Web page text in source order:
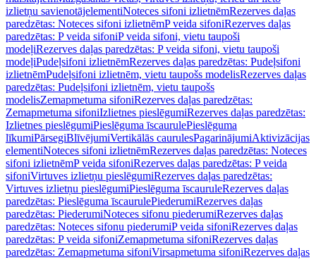
izlietņu savienotājelementiNoteces sifoni izlietnēmRezerves daļas
paredzētas: Noteces sifoni izlietnēmP veida sifoniRezerves daļas
paredzētas: P veida sifoniP veida sifoni, vietu taupoši
modeļiRezerves daļas paredzētas: P veida sifoni, vietu taupoši
modeļiPudeļsifoni izlietnēmRezerves daļas paredzētas: Pudeļsifoni
izlietnēmPudeļsifoni izlietnēm, vietu taupošs modelisRezerves daļas
paredzētas: Pudeļsifoni izlietnēm, vietu taupošs
modelisZemapmetuma sifoniRezerves daļas paredzētas:
Zemapmetuma sifoniIzlietnes pieslēgumiRezerves daļas paredzētas:
Izlietnes pieslēgumiPieslēguma īscaurulePieslēguma
līkumiPārsegiBlīvējumiVertikālās caurulesPagarinājumiAktivizācijas
elementiNoteces sifoni izlietnēmRezerves daļas paredzētas: Noteces
sifoni izlietnēmP veida sifoniRezerves daļas paredzētas: P veida
sifoniVirtuves izlietņu pieslēgumiRezerves daļas paredzētas:
Virtuves izlietņu pieslēgumiPieslēguma īscauruleRezerves daļas
paredzētas: Pieslēguma īscaurulePiederumiRezerves daļas
paredzētas: PiederumiNoteces sifonu piederumiRezerves daļas
paredzētas: Noteces sifonu piederumiP veida sifoniRezerves daļas
paredzētas: P veida sifoniZemapmetuma sifoniRezerves daļas
paredzētas: Zemapmetuma sifoniVirsapmetuma sifoniRezerves daļas